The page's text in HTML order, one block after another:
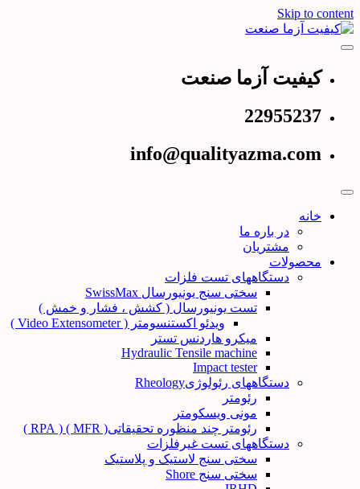
Skip to content
کیفیت آزما صنعت
کیفیت آزما صنعت
22955237
info@qualityazma.com
خانه
در باره ما
مشتریان
محصولات
دستگاههای تست فلزات
سختی سنج یونیورسال SwissMax
تست یونیورسال ( کشش ، فشار و خمش )
ویدئو اکستنسومتر ( Video Extensometer )
میکرو هاردنس تستر
Hydraulic Tensile machine
Impact tester
دستگاههای رئولوژیRheology
رئومتر
مونی ویسکومتر
رئومتر چند منظوره تحقیقاتی( MFR ) ( RPA )
دستگاههای تست غیرفلزات
سختی سنج لاستیک و پلاستیک
سختی سنج Shore